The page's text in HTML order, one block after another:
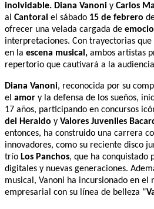
inolvidable. Diana Vanoni y Carlos
al Cantoral el sábado 15 de febrero
ofrecer una velada cargada de
interpretaciones. Con trayectorias
en la escena musical, ambos artistas
repertorio que cautivará a la
Diana Vanoni, reconocida por su
el amor y la defensa de los sueños,
17 años, participando en concursos
del Heraldo y Valores Juveniles
entonces, ha construido una carrera
innovadores, como su reciente disco
trío Los Panchos, que ha conquistado
digitales y nuevas generaciones.
musical, Vanoni ha incursionado en el
empresarial con su línea de belleza “